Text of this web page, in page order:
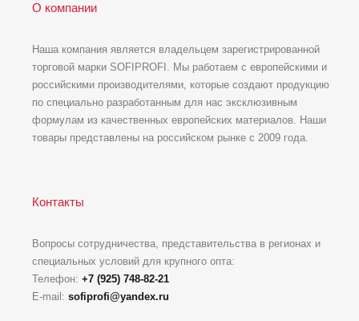
О компании
Наша компания является владельцем зарегистрированной
торговой марки SOFIPROFI. Мы работаем с европейскими и
российскими производителями, которые создают продукцию
по специально разработанным для нас эксклюзивным
формулам из качественных европейских материалов. Наши
товары представлены на российском рынке с 2009 года.
Контакты
Вопросы сотрудничества, представительства в регионах и
специальных условий для крупного опта:
Телефон: +7 (925) 748-82-21
E-mail: sofiprofi@yandex.ru